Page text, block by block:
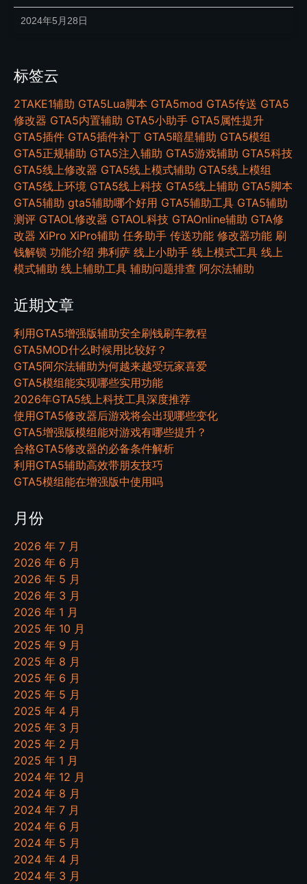
2024年5月28日
标签云
2TAKE1辅助 GTA5Lua脚本 GTA5mod GTA5传送 GTA5
修改器 GTA5内置辅助 GTA5小助手 GTA5属性提升
GTA5插件 GTA5插件补丁 GTA5暗星辅助 GTA5模组
GTA5正规辅助 GTA5注入辅助 GTA5游戏辅助 GTA5科技
GTA5线上修改器 GTA5线上模式辅助 GTA5线上模组
GTA5线上环境 GTA5线上科技 GTA5线上辅助 GTA5脚本
GTA5辅助 gta5辅助哪个好用 GTA5辅助工具 GTA5辅助
测评 GTAOL修改器 GTAOL科技 GTAOnline辅助 GTA修
改器 XiPro XiPro辅助 任务助手 传送功能 修改器功能 刷
钱解锁 功能介绍 弗利萨 线上小助手 线上模式工具 线上
模式辅助 线上辅助工具 辅助问题排查 阿尔法辅助
近期文章
利用GTA5增强版辅助安全刷钱刷车教程
GTA5MOD什么时候用比较好？
GTA5阿尔法辅助为何越来越受玩家喜爱
GTA5模组能实现哪些实用功能
2026年GTA5线上科技工具深度推荐
使用GTA5修改器后游戏将会出现哪些变化
GTA5增强版模组能对游戏有哪些提升？
合格GTA5修改器的必备条件解析
利用GTA5辅助高效带朋友技巧
GTA5模组能在增强版中使用吗
月份
2026 年 7 月
2026 年 6 月
2026 年 5 月
2026 年 3 月
2026 年 1 月
2025 年 10 月
2025 年 9 月
2025 年 8 月
2025 年 6 月
2025 年 5 月
2025 年 4 月
2025 年 3 月
2025 年 2 月
2025 年 1 月
2024 年 12 月
2024 年 8 月
2024 年 7 月
2024 年 6 月
2024 年 5 月
2024 年 4 月
2024 年 3 月